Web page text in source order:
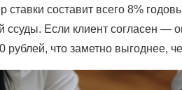
составит всего 8%
Если клиент согласен —
что заметно выгоднее,